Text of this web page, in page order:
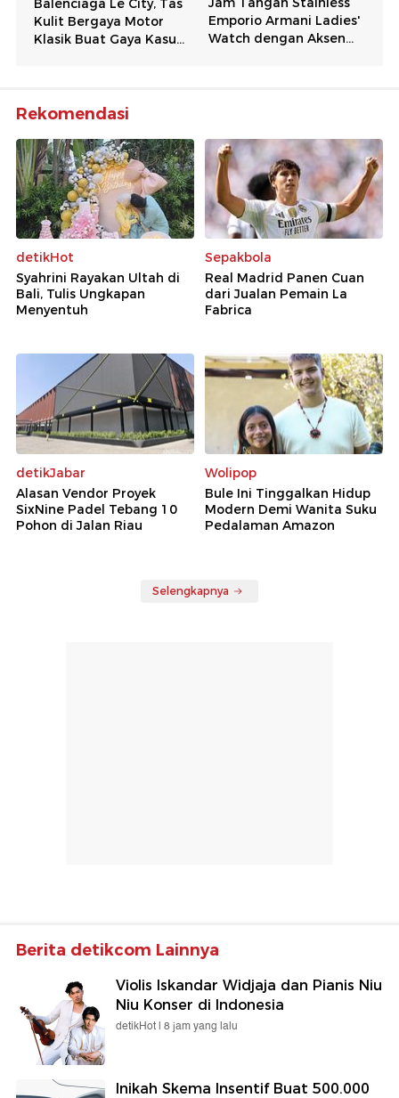
Rekomendasi
detikHot
Syahrini Rayakan Ultah di
Bali, Tulis Ungkapan
Menyentuh
Sepakbola
Real Madrid Panen Cuan
dari Jualan Pemain La
Fabrica
detikJabar
Alasan Vendor Proyek
SixNine Padel Tebang 10
Pohon di Jalan Riau
Wolipop
Bule Ini Tinggalkan Hidup
Modern Demi Wanita Suku
Pedalaman Amazon
Selengkapnya
Berita detikcom Lainnya
Violis Iskandar Widjaja dan Pianis Niu
Niu Konser di Indonesia
detikHot | 8 jam yang lalu
Inikah Skema Insentif Buat 500.000